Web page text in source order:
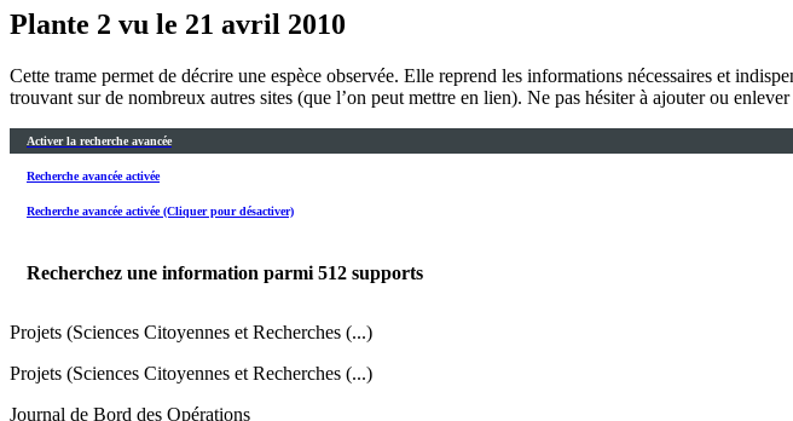
Plante 2 vu le 21 avril 2010
Cette trame permet de décrire une espèce observée. Elle reprend les informations nécessaires et
trouvant sur de nombreux autres sites (que l’on peut mettre en lien). Ne pas hésiter à ajouter ou
Activer la recherche avancée
Recherche avancée activée
Recherche avancée activée (Cliquer pour désactiver)
Recherchez une information parmi 512 supports
Projets (Sciences Citoyennes et Recherches (...)
Projets (Sciences Citoyennes et Recherches (...)
Journal de Bord des Opérations